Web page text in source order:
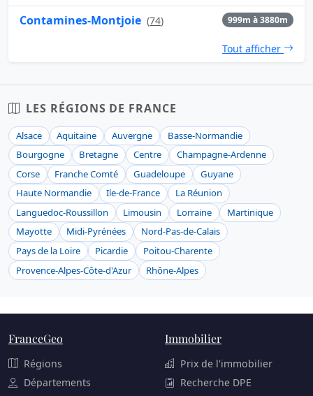
Contamines-Montjoie (74) 999m à 3880m
Tout afficher
LES RÉGIONS DE FRANCE
Alsace Aquitaine Auvergne
Basse-Normandie
Bourgogne
Bretagne Centre
Champagne-Ardenne
Corse
Franche Comté Guadeloupe
Guyane
Haute Normandie
Ile-de-France
La Réunion
Languedoc-Roussillon
Limousin Lorraine
Martinique
Mayotte
Midi-Pyrénées
Nord-Pas-de-Calais
Pays de la Loire
Picardie
Poitou-Charente
Provence-Alpes-Côte-d'Azur
Rhône-Alpes
FranceGeo
Régions
Départements
Immobilier
Prix de l'immobilier
Recherche DPE